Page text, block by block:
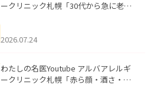
ークリニック札幌「30代から急に老け
た。
2026.07.24
わたしの名医Youtube アルバアレルギ
ークリニック札幌「赤ら顔・酒さ・ニ